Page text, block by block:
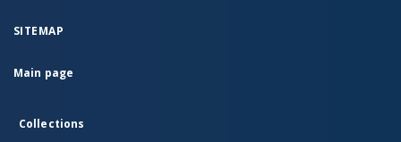
SITEMAP
Main page
Collections